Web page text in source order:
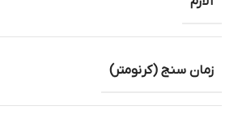
زمان سنج (کرنومتر)